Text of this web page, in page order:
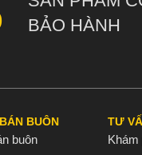
BẢO HÀNH
BUÔN
buôn
TƯ
Khám